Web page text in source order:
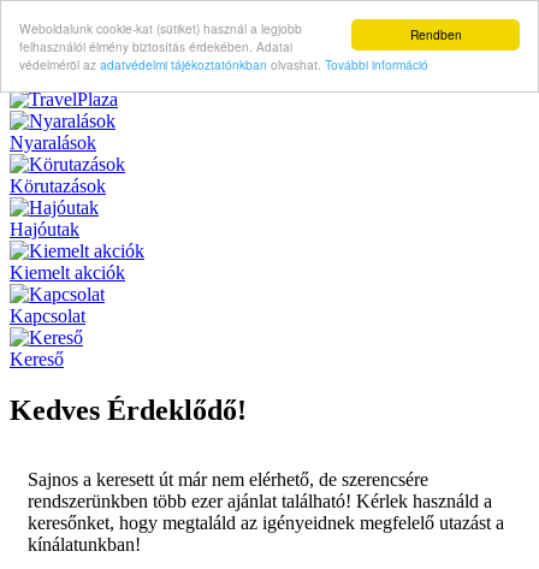
Rendben
Weboldalunk cookie-kat (sütiket) használ a legjobb
felhasználói élmény biztosítás érdekében. Adatai
védelméröl az adatvédelmi tájékoztatónkban olvashat. További információ
Nyaralások
Körutazások
Hajóutak
Kiemelt akciók
Kapcsolat
Kereső
Kedves Érdeklődő!
Sajnos a keresett út már nem elérhető, de szerencsére
rendszerünkben több ezer ajánlat található! Kérlek használd a
keresőnket, hogy megtaláld az igényeidnek megfelelő utazást a
kínálatunkban!